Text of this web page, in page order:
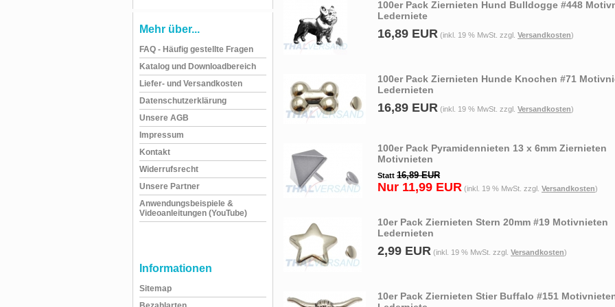
Mehr über...
FAQ - Häufig gestellte Fragen
Katalog und Downloadbereich
Liefer- und Versandkosten
Datenschutzerklärung
Unsere AGB
Impressum
Kontakt
Widerrufsrecht
Unsere Partner
Anwendungsbeispiele &
Videoanleitungen (YouTube)
Informationen
Sitemap
100er Pack Ziernieten Hund Bulldogge #448
Lederniete
16,89 EUR (inkl. 19 % MwSt. zzgl. Versandkosten)
100er Pack Ziernieten Hunde Knochen #71
Ledernieten
16,89 EUR (inkl. 19 % MwSt. zzgl. Versandkosten)
100er Pack Pyramidennieten 13 x 6mm Ziernieten
Motivnieten
Statt 16,89 EUR
Nur 11,99 EUR (inkl. 19 % MwSt. zzgl. Versandkosten)
10er Pack Ziernieten Stern 20mm #19 Motivnieten
Ledernieten
2,99 EUR (inkl. 19 % MwSt. zzgl. Versandkosten)
10er Pack Ziernieten Stier Buffalo #151